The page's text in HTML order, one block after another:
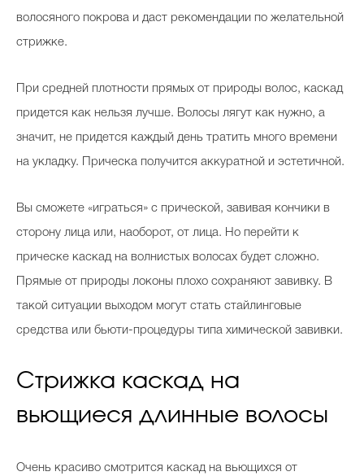
волосяного покрова и даст рекомендации по желательной
стрижке.
При средней плотности прямых от природы волос, каскад
придется как нельзя лучше. Волосы лягут как нужно, а
значит, не придется каждый день тратить много времени
на укладку. Прическа получится аккуратной и эстетичной.
Вы сможете «играться» с прической, завивая кончики в
сторону лица или, наоборот, от лица. Но перейти к
прическе каскад на волнистых волосах будет сложно.
Прямые от природы локоны плохо сохраняют завивку. В
такой ситуации выходом могут стать стайлинговые
средства или бьюти-процедуры типа химической завивки.
Стрижка каскад на
вьющиеся длинные волосы
Очень красиво смотрится каскад на вьющихся от